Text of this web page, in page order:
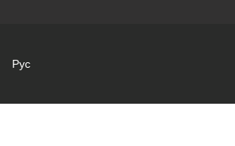
Рус